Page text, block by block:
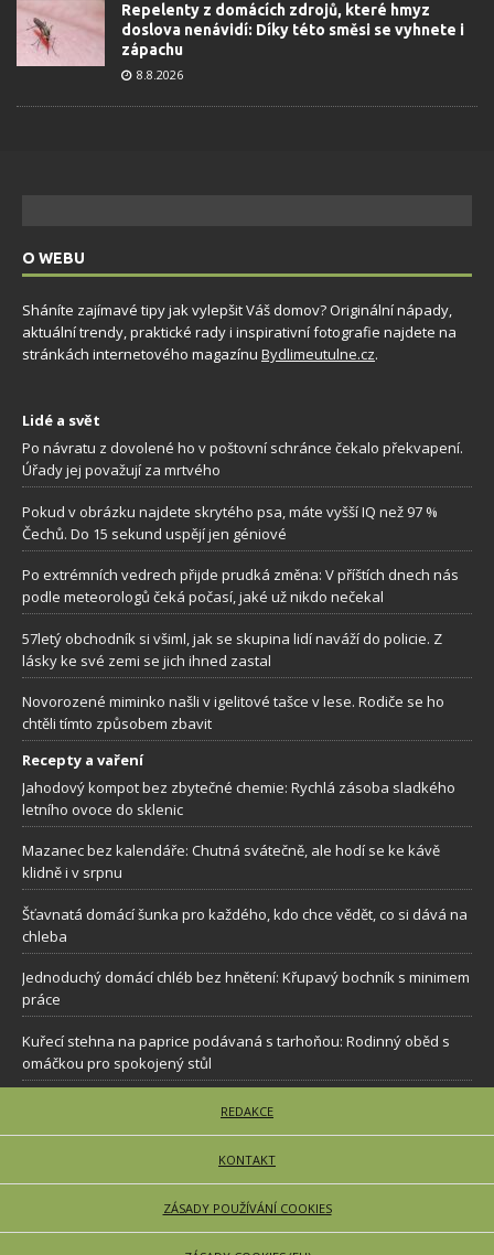
Repelenty z domácích zdrojů, které hmyz
doslova nenávidí: Díky této směsi se vyhnete i
zápachu
8.8.2026
O WEBU
Sháníte zajímavé tipy jak vylepšit Váš domov? Originální nápady,
aktuální trendy, praktické rady i inspirativní fotografie najdete na
stránkách internetového magazínu Bydlimeutulne.cz.
Lidé a svět
Po návratu z dovolené ho v poštovní schránce čekalo překvapení.
Úřady jej považují za mrtvého
Pokud v obrázku najdete skrytého psa, máte vyšší IQ než 97 %
Čechů. Do 15 sekund uspějí jen géniové
Po extrémních vedrech přijde prudká změna: V příštích dnech nás
podle meteorologů čeká počasí, jaké už nikdo nečekal
57letý obchodník si všiml, jak se skupina lidí naváží do policie. Z
lásky ke své zemi se jich ihned zastal
Novorozené miminko našli v igelitové tašce v lese. Rodiče se ho
chtěli tímto způsobem zbavit
Recepty a vaření
Jahodový kompot bez zbytečné chemie: Rychlá zásoba sladkého
letního ovoce do sklenic
Mazanec bez kalendáře: Chutná svátečně, ale hodí se ke kávě
klidně i v srpnu
Šťavnatá domácí šunka pro každého, kdo chce vědět, co si dává na
chleba
Jednoduchý domácí chléb bez hnětení: Křupavý bochník s minimem
práce
Kuřecí stehna na paprice podávaná s tarhoňou: Rodinný oběd s
omáčkou pro spokojený stůl
REDAKCE
KONTAKT
ZÁSADY POUŽÍVÁNÍ COOKIES